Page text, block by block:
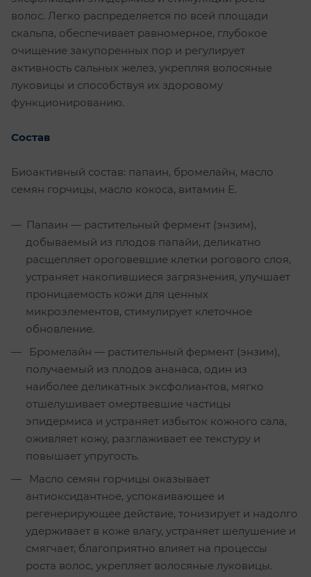
волос. Легко распределяется по всей площади
скальпа, обеспечивает равномерное, глубокое
очищение закупоренных пор и регулирует
активность сальных желез, укрепляя волосяные
луковицы и способствуя их здоровому
функционированию.
Состав
Биоактивный состав: папаин, бромелайн, масло
семян горчицы, масло кокоса, витамин Е.
Папаин — растительный фермент (энзим),
добываемый из плодов папайи, деликатно
расщепляет ороговевшие клетки рогового слоя,
устраняет накопившиеся загрязнения, улучшает
проницаемость кожи для ценных
микроэлементов, стимулирует клеточное
обновление.
Бромелайн — растительный фермент (энзим),
получаемый из плодов ананаса, один из
наиболее деликатных эксфолиантов, мягко
отшелушивает омертвевшие частицы
эпидермиса и устраняет избыток кожного сала,
оживляет кожу, разглаживает ее текстуру и
повышает упругость.
Масло семян горчицы оказывает
антиоксидантное, успокаивающее и
регенерирующее действие, тонизирует и надолго
удерживает в коже влагу, устраняет шелушение и
смягчает, благоприятно влияет на процессы
роста волос, укрепляет волосяные луковицы.